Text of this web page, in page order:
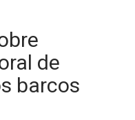
de
barcos